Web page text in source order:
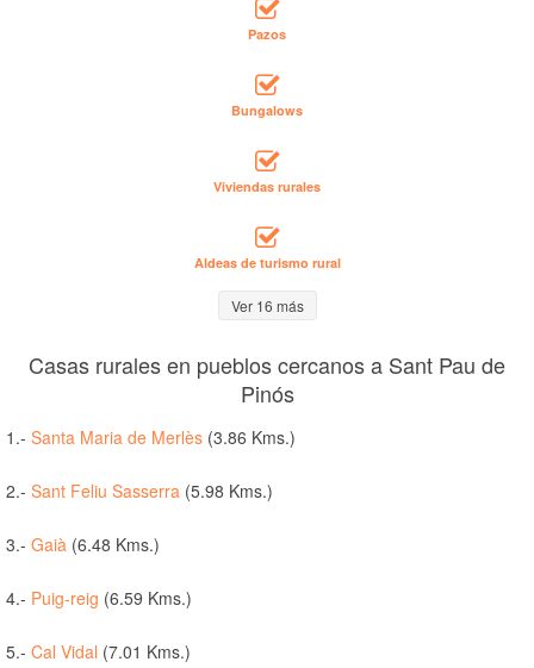
Pazos
Bungalows
Viviendas rurales
Aldeas de turismo rural
Ver 16 más
Casas rurales en pueblos cercanos a Sant Pau de
Pinós
1.- Santa Maria de Merlès (3.86 Kms.)
2.- Sant Feliu Sasserra (5.98 Kms.)
3.- Gaià (6.48 Kms.)
4.- Puig-reig (6.59 Kms.)
5.- Cal Vidal (7.01 Kms.)